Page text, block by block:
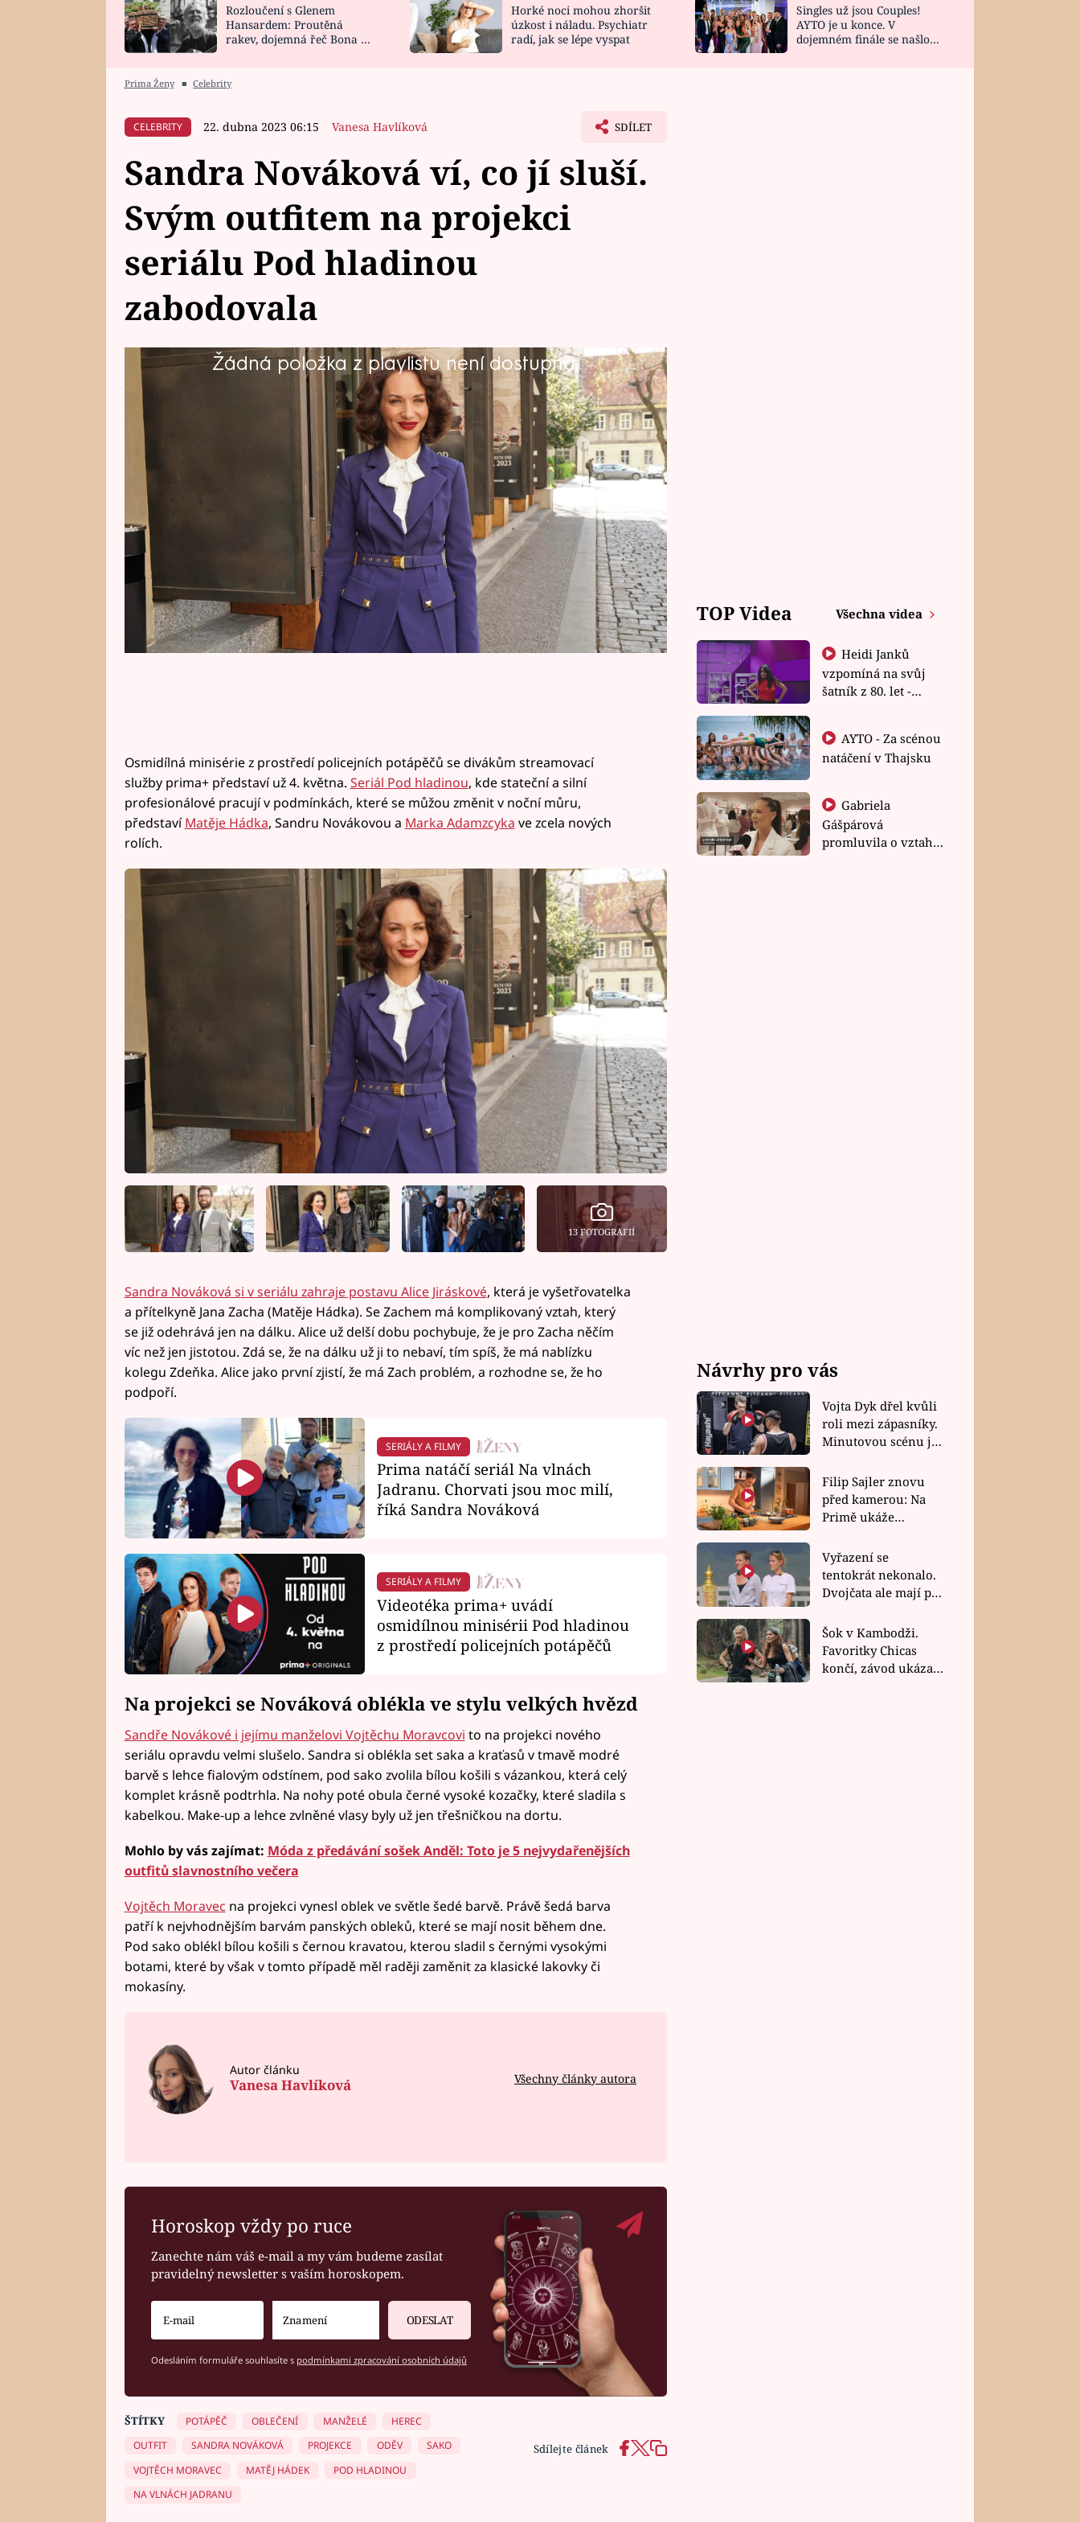
HOROSKOP NA
CELEBRITY
VAŘENÍ
NOVINKY
VIDEORECEPTY
ZAHRADA
DESIGN
Rozloučení s Glenem
Hansardem: Proutěná
rakev, dojemná řeč Bona a
Horké noci mohou zhoršit
úzkost i náladu. Psychiatr
radí, jak se lépe vyspat
Singles už jsou Couples!
AYTO je u konce. V
dojemném finále se našlo
Prima Ženy ■ Celebrity
CELEBRITY 22. dubna 2023 06:15 Vanesa Havlíková SDÍLET
Sandra Nováková ví, co jí sluší.
Svým outfitem na projekci
seriálu Pod hladinou
zabodovala
Žádná položka z playlistu není dostupná.
Na projekci nové série z prostředí policejních potápěčů Pod hladinou
zavítala i hlavní hvězda Sandra Nováková (41). Doprovod jí dělal její
manžel Vojtěch Moravec (35) a oběma to náramně slušelo. Herečka
zkrátka ví, co jí sluší, a už několikrát potvrdila, že na slavnostní
události vždy vybere vhodný outfit, ve kterém vypadá skvěle.
Osmidílná minisérie z prostředí policejních potápěčů se divákům streamovací
služby prima+ představí už 4. května. Seriál Pod hladinou, kde stateční a silní
profesionálové pracují v podmínkách, které se můžou změnit v noční můru,
představíMatěje Hádka, Sandru Novákovou a Marka Adamzcyka ve zcela nových
rolích.
13 FOTOGRAFIÍ
Sandra Nováková si v seriálu zahraje postavu Alice Jiráskové, která je vyšetřovatelka
a přítelkyně Jana Zacha (Matěje Hádka). Se Zachem má komplikovaný vztah, který
se již odehrává jen na dálku. Alice už delší dobu pochybuje, že je pro Zacha něčím
víc než jen jistotou. Zdá se, že na dálku už ji to nebaví, tím spíš, že má nablízku
kolegu Zdeňka. Alice jako první zjistí, že má Zach problém, a rozhodne se, že ho
podpoří.
SERIÁLY A FILMY
Prima natáčí seriál Na vlnách
Jadranu. Chorvati jsou moc milí,
říká Sandra Nováková
SERIÁLY A FILMY
Videotéka prima+ uvádí
osmidílnou minisérii Pod hladinou
z prostředí policejních potápěčů
Na projekci se Nováková oblékla ve stylu velkých hvězd
Sandře Novákové i jejímu manželovi Vojtěchu Moravcovi to na projekci nového
seriálu opravdu velmi slušelo. Sandra si oblékla set saka a kraťasů v tmavě modré
barvě s lehce fialovým odstínem, pod sako zvolila bílou košili s vázankou, která celý
komplet krásně podtrhla. Na nohy poté obula černé vysoké kozačky, které sladila s
kabelkou. Make-up a lehce zvlněné vlasy byly už jen třešničkou na dortu.
Mohlo by vás zajímat: Móda z předávání sošek Anděl: Toto je 5 nejvydařenějších
outfitů slavnostního večera
Vojtěch Moravec na projekci vynesl oblek ve světle šedé barvě. Právě šedá barva
patří k nejvhodnějším barvám panských obleků, které se mají nosit během dne.
Pod sako oblékl bílou košili s černou kravatou, kterou sladil s černými vysokými
botami, které by však v tomto případě měl raději zaměnit za klasické lakovky či
mokasíny.
Autor článku
Vanesa Havlíková Všechny články autora
Horoskop vždy po ruce
Zanechte nám váš e-mail a my vám budeme zasílat
pravidelný newsletter s vaším horoskopem.
ODESLAT
Odesláním formuláře souhlasíte s podmínkami zpracování osobních údajů
Sdílejte článek
ŠTÍTKY POTÁPĚČ OBLEČENÍ MANŽELÉ
HEREC
OUTFIT
SANDRA NOVÁKOVÁ PROJEKCE ODĚV
SAKO
VOJTĚCH MORAVEC
MATĚJ HÁDEK
POD HLADINOU
NA VLNÁCH JADRANU
TOP Videa Všechna videa
Heidi Janků
vzpomíná na svůj
šatník z 80. let -
natáčení v Thajsku
Gabriela
Gášpárová
promluvila o vztahu
Návrhy pro vás
Vojta Dyk dřel kvůli
roli mezi zápasníky.
Minutovou scénu jel
Filip Sajler znovu
před kamerou: Na
Primě ukáže
rychlé recepty
Vyřazení se
tentokrát nekonalo.
Dvojčata ale mají po
závodu nůž na krku
Šok v Kambodži.
Favoritky Chicas
končí, závod ukázal